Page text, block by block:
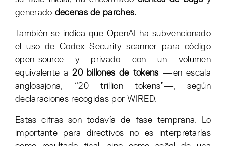
generado decenas de parches.
También se indica que OpenAI ha subvencionado
el uso de Codex Security scanner para código
open-source y privado con un volumen
equivalente a20 billones de tokens —en escala
anglosajona, “20 trillion tokens”—, según
declaraciones recogidas por WIRED.
Estas cifras son todavía de fase temprana. Lo
importante para directivos no es interpretarlas